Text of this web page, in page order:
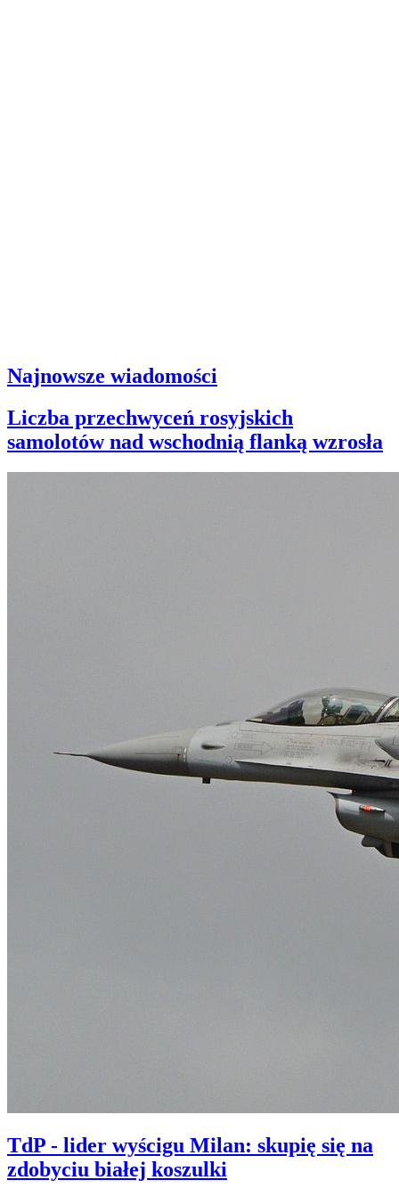
Najnowsze wiadomości
Liczba przechwyceń rosyjskich
samolotów nad wschodnią flanką wzrosła
TdP - lider wyścigu Milan: skupię się na
zdobyciu białej koszulki